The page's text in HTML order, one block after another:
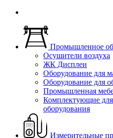
Промышленное
Осушители воздуха
ЖК Дисплеи
Оборудование для
Оборудование для
Промышленная
Комплектующие
оборудования
Измерительные